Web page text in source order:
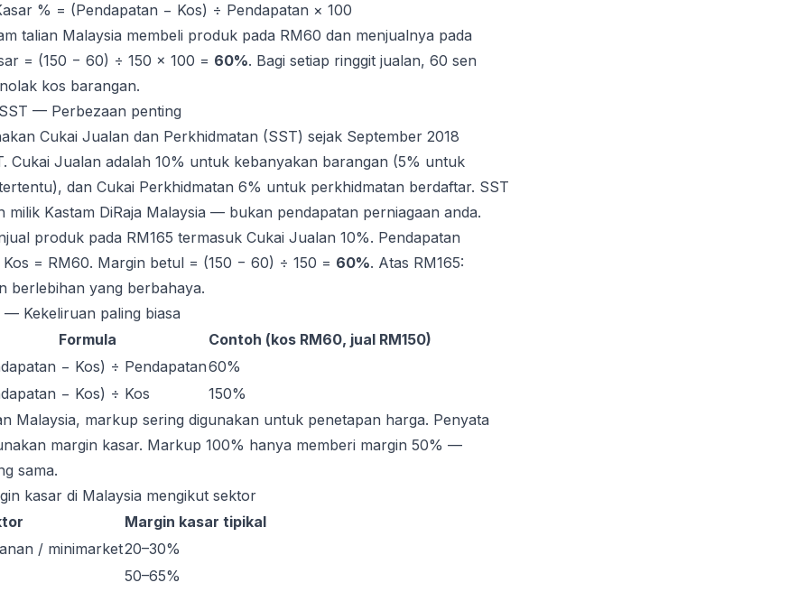
% = (Pendapatan − Kos) ÷ Pendapatan × 100
talian Malaysia membeli produk pada RM60 dan menjualnya pada
= (150 − 60) ÷ 150 × 100 = 60%. Bagi setiap ringgit jualan, 60 sen
kos barangan.
— Perbezaan penting
Cukai Jualan dan Perkhidmatan (SST) sejak September 2018
Cukai Jualan adalah 10% untuk kebanyakan barangan (5% untuk
dan Cukai Perkhidmatan 6% untuk perkhidmatan berdaftar. SST
milik Kastam DiRaja Malaysia — bukan pendapatan perniagaan anda.
produk pada RM165 termasuk Cukai Jualan 10%. Pendapatan
= RM60. Margin betul = (150 − 60) ÷ 150 = 60%. Atas RM165:
berlebihan yang berbahaya.
Kekeliruan paling biasa
Formula
Contoh (kos RM60, jual RM150)
− Kos) ÷ Pendapatan60%
− Kos) ÷ Kos
150%
Malaysia, markup sering digunakan untuk penetapan harga. Penyata
margin kasar. Markup 100% hanya memberi margin 50% —
sama.
kasar di Malaysia mengikut sektor
Margin kasar tipikal
/ minimarket20–30%
50–65%